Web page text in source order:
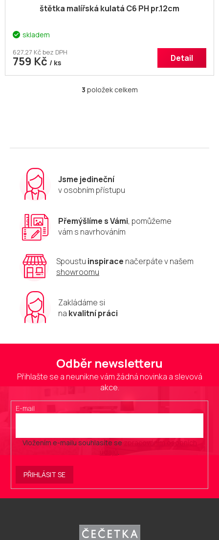
štětka malířská kulatá C6 PH pr.12cm
skladem
627,27 Kč bez DPH
759 Kč / ks Detail
O
c
r
v
k
ý
p
u
3 položek celkem
Jsme jedineční
v osobním přístupu
Přemýšlíme s Vámi, pomůžeme
vám s navrhováním
Spoustu inspirace načerpáte v našem
showroomu
Zakládáme si
na kvalitní práci
Odběr newsletteru
Přihlašte se a neunikne vám žádná novinka a slevová
akce.
E-mail
Vložením e-mailu souhlasíte se zpracováním osobních
.
PŘIHLÁSIT SE